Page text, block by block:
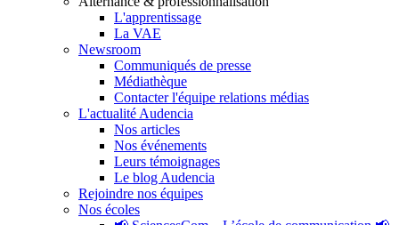
L'apprentissage
La VAE
Newsroom
Communiqués de presse
Médiathèque
Contacter l'équipe relations médias
L'actualité Audencia
Nos articles
Nos événements
Leurs témoignages
Le blog Audencia
Rejoindre nos équipes
Nos écoles